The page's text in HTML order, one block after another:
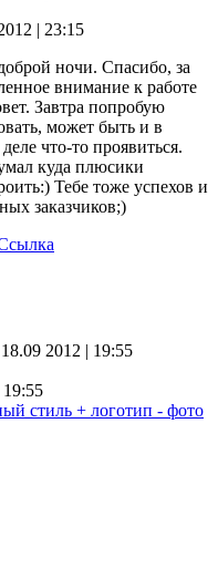
| 23:15
ночи. Спасибо, за
внимание к работе
Завтра попробую
может быть и в
что-то проявиться.
куда плюсики
Тебе тоже успехов и
заказчиков;)
2012 | 19:55